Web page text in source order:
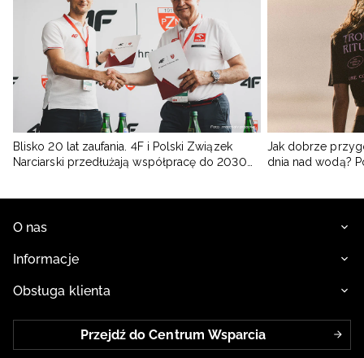
Blisko 20 lat zaufania. 4F i Polski Związek
Narciarski przedłużają współpracę do 2030
Jak dobrze
dnia nad wodą?
O nas
Informacje
Obsługa klienta
Przejdź do Centrum Wsparcia